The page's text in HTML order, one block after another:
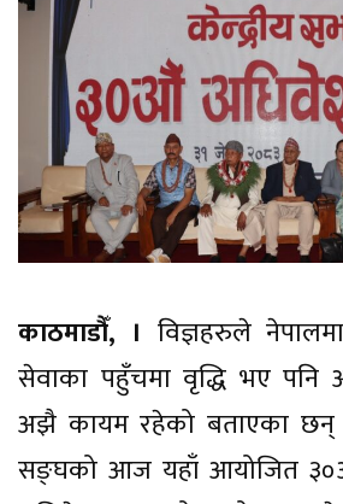
काठमाडौँ, । विज्ञहरुले
सेवाका पहुँचमा वृद्धि भए पनि
अझै कायम रहेको बताएका छन्
सङ्घको आज यहाँ आयोजित